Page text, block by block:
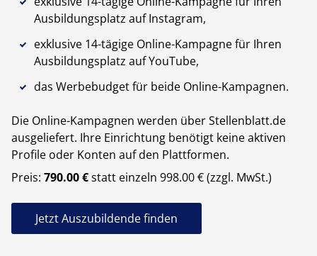
Ausbildungsplatz auf Instagram,
exklusive 14-tägige Online-Kampagne für Ihren
Ausbildungsplatz auf YouTube,
das Werbebudget für beide Online-Kampagnen.
Die Online-Kampagnen werden über Stellenblatt.de
ausgeliefert. Ihre Einrichtung benötigt keine aktiven
Profile oder Konten auf den Plattformen.
Preis: 790.00 €statt einzeln 998.00 € (zzgl. MwSt.)
Jetzt Auszubildende finden